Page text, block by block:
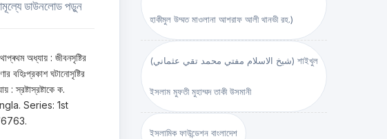
ডাউনলোড পড়ুন
অধ্যায় : জীবনসৃষ্টির
বহিঃপ্রকাশ ঘটানােসৃষ্টির
: স্রষ্টাস্রষ্টাকে ক.
Series: 1st
হাকীমুল উম্মত মাওলানা আশরাফ আলী থানভী রহ.)
(شيخ الاسلام مفتي محمد تقي عثماني) শাইখুল
ইসলাম মুফতী মুহাম্মদ তাকী উসমানী
ইসলামিক ফাউন্ডেশন বাংলাদেশ